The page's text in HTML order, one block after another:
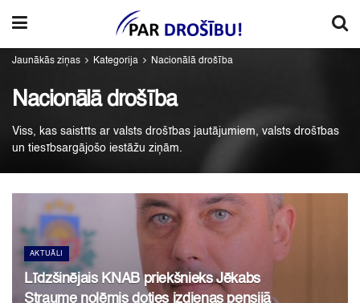
Jaunākās ziņas Kategorija Nacionālā drošība
Nacionālā drošība
Viss, kas saistīts ar valsts drošības jautājumiem, valsts drošības
un tiesībsargājošo iestāžu ziņām.
AKTUĀLI
Līdzšinējais KNAB priekšnieks Jēkabs
Straume nolēmis doties izdienas pensijā